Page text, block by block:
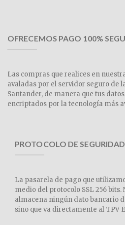
OFRECEMOS PAGO 100%
Las compras que realices en
avaladas por el servidor seguro de
Santander, de manera que tus
encriptados por la tecnología más
PROTOCOLO DE SEGURIDAD
La pasarela de pago que
medio del protocolo SSL 256 bits.
almacena ningún dato bancario
sino que va directamente al TPV